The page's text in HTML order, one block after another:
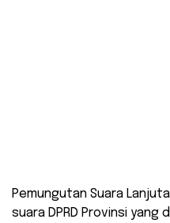
Pemungutan Suara
suara DPRD Provinsi yang